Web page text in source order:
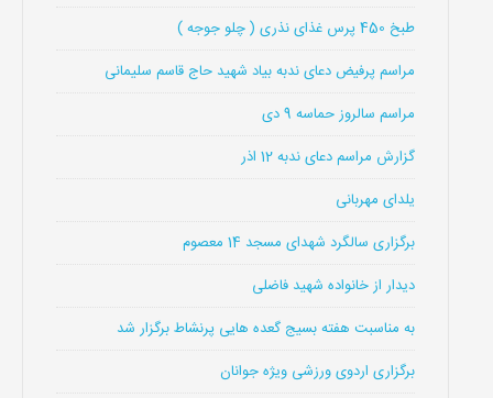
طبخ 450 پرس غذای نذری ( چلو جوجه )
مراسم پرفیض دعای ندبه بیاد شهید حاج قاسم سلیمانی
مراسم سالروز حماسه 9 دی
گزارش مراسم دعای ندبه 12 اذر
یلدای مهربانی
برگزاری سالگرد شهدای مسجد 14 معصوم
دیدار از خانواده شهید فاضلی
به مناسبت هفته بسیج گعده هایی پرنشاط برگزار شد
برگزاری اردوی ورزشی ویژه جوانان